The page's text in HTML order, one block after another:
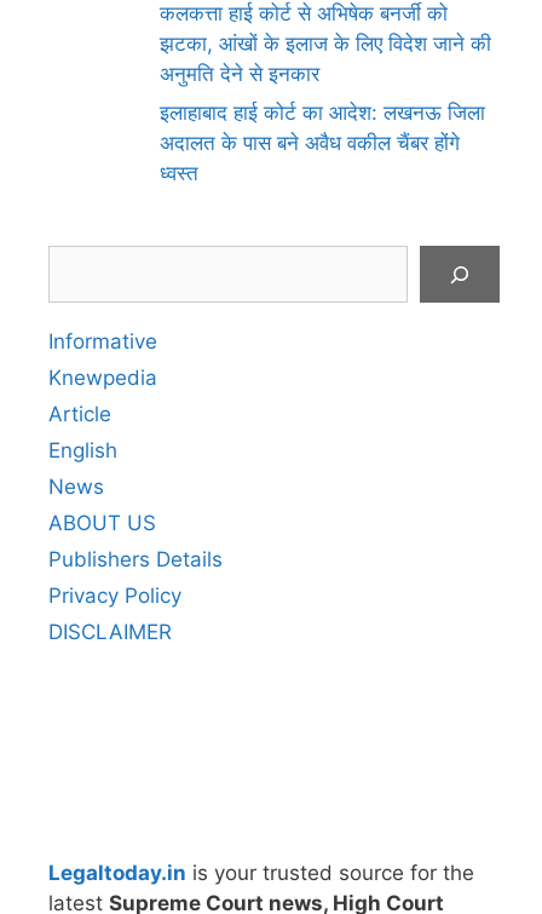
कलकत्ता हाई कोर्ट से अभिषेक बनर्जी को
झटका, आंखों के इलाज के लिए विदेश जाने की
अनुमति देने से इनकार
इलाहाबाद हाई कोर्ट का आदेश: लखनऊ जिला
अदालत के पास बने अवैध वकील चैंबर होंगे
ध्वस्त
Informative
Knewpedia
Article
English
News
ABOUT US
Publishers Details
Privacy Policy
DISCLAIMER
Legaltoday.in is your trusted source for the
latest Supreme Court news, High Court